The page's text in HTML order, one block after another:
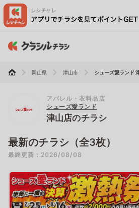
岡山県 津山市 シューズ愛ランド
アパレル・衣料品店
シューズ愛ランド
津山店のチラシ
最新のチラシ（全3枚）
最終更新：2026/08/08